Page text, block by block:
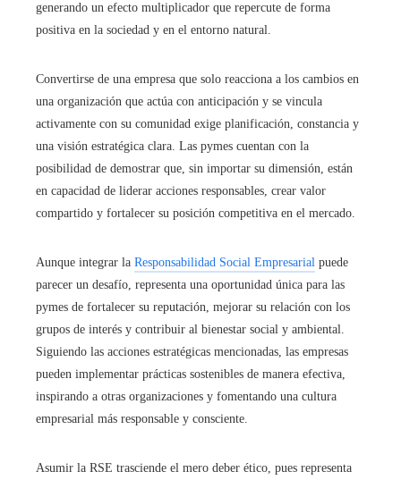
generando un efecto multiplicador que repercute de forma
positiva en la sociedad y en el entorno natural.
Convertirse de una empresa que solo reacciona a los cambios en
una organización que actúa con anticipación y se vincula
activamente con su comunidad exige planificación, constancia y
una visión estratégica clara. Las pymes cuentan con la
posibilidad de demostrar que, sin importar su dimensión, están
en capacidad de liderar acciones responsables, crear valor
compartido y fortalecer su posición competitiva en el mercado.
Aunque integrar la Responsabilidad Social Empresarial puede
parecer un desafío, representa una oportunidad única para las
pymes de fortalecer su reputación, mejorar su relación con los
grupos de interés y contribuir al bienestar social y ambiental.
Siguiendo las acciones estratégicas mencionadas, las empresas
pueden implementar prácticas sostenibles de manera efectiva,
inspirando a otras organizaciones y fomentando una cultura
empresarial más responsable y consciente.
Asumir la RSE trasciende el mero deber ético, pues representa